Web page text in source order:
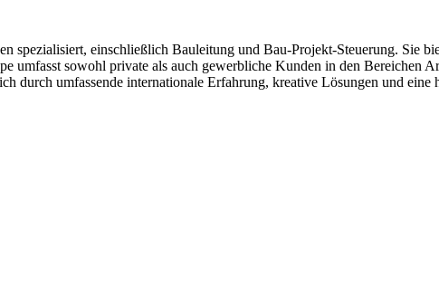
spezialisiert, einschließlich Bauleitung und Bau-Projekt-Steuerung. Sie
umfasst sowohl private als auch gewerbliche Kunden in den Bereichen
durch umfassende internationale Erfahrung, kreative Lösungen und